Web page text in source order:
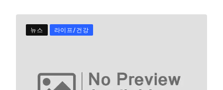
뉴스 라이프/건강